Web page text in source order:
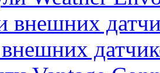
внешних